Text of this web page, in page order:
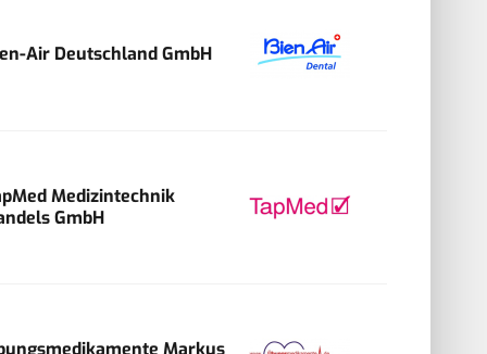
Air Deutschland GmbH
Medizintechnik
GmbH
Markus